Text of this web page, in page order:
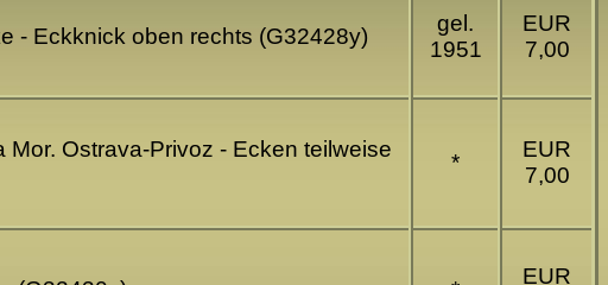
- Eckknick oben rechts (G32428y)
gel.
1951
EUR
7,00
Ostrava-Privoz - Ecken teilweise
*
EUR
7,00
EUR